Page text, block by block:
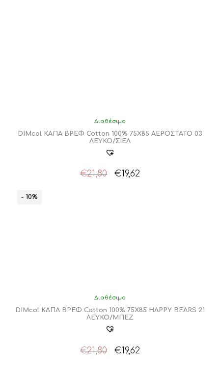
Διαθέσιμο
DIMcol ΚΑΠΑ ΒΡΕΦ Cotton 100% 75X85 ΑΕΡΟΣΤΑΤΟ 03
ΛΕΥΚΟ/ΣΙΕΛ
€21,80
Original
€19,62
- 10%
Διαθέσιμο
DIMcol ΚΑΠΑ ΒΡΕΦ Cotton 100% 75X85 HAPPY BEARS 21
ΛΕΥΚΟ/ΜΠΕΖ
€21,80
Original
€19,62